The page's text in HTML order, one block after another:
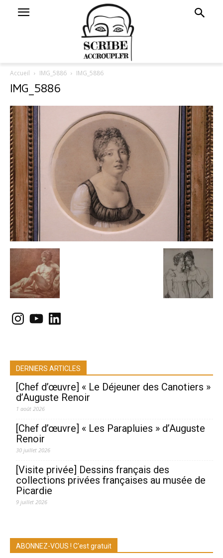
Accueil IMG_5886 IMG_5886
IMG_5886
Instagram
YouTubeLinkedIn
DERNIERS ARTICLES
[Chef d’œuvre] « Le Déjeuner des Canotiers »
d’Auguste Renoir
1 août 2026
[Chef d’œuvre] « Les Parapluies » d’Auguste
Renoir
30 juillet 2026
[Visite privée] Dessins français des
collections privées françaises au musée de
Picardie
9 juillet 2026
ABONNEZ-VOUS ! C'est gratuit